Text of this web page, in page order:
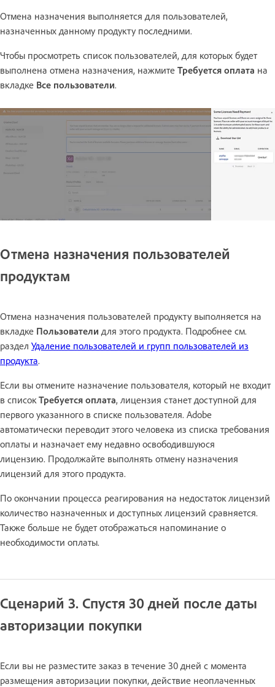
Отмена назначения выполняется для пользователей,
назначенных данному продукту последними.
Чтобы просмотреть список пользователей, для которых будет
выполнена отмена назначения, нажмите Требуется оплата на
вкладке Все пользователи.
Отмена назначения пользователей
продуктам
Отмена назначения пользователей продукту выполняется на
вкладке Пользователи для этого продукта. Подробнее см.
раздел Удаление пользователей и групп пользователей из
продукта.
Если вы отмените назначение пользователя, который не входит
в список Требуется оплата, лицензия станет доступной для
первого указанного в списке пользователя. Adobe
автоматически переводит этого человека из списка требования
оплаты и назначает ему недавно освободившуюся
лицензию. Продолжайте выполнять отмену назначения
лицензий для этого продукта.
По окончании процесса реагирования на недостаток лицензий
количество назначенных и доступных лицензий сравняется.
Также больше не будет отображаться напоминание о
необходимости оплаты.
Сценарий 3. Спустя 30 дней после даты
авторизации покупки
Если вы не разместите заказ в течение 30 дней с момента
размещения авторизации покупки, действие неоплаченных